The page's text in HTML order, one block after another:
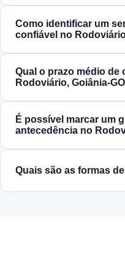
Como identificar um
confiável no
Qual o prazo médio
Rodoviário,
É possível marcar um
antecedência no
Quais são as formas